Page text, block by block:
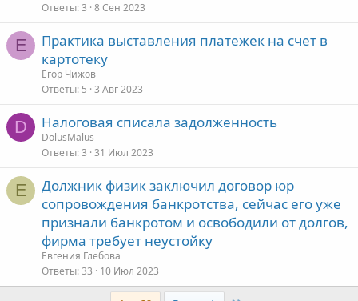
Ответы 3 8 Сен 2023
Е
Практика выставления платежек на счет в
картотеку
Егор Чижов
Ответы 5 3 Авг 2023
D Налоговая списала задолженность
DolusMalus
Ответы 3 31 Июл 2023
Е
Должник физик заключил договор юр
сопровождения банкротства, сейчас его уже
признали банкротом и освободили от долгов,
фирма требует неустойку
Евгения Глебова
Ответы 33 10 Июл 2023